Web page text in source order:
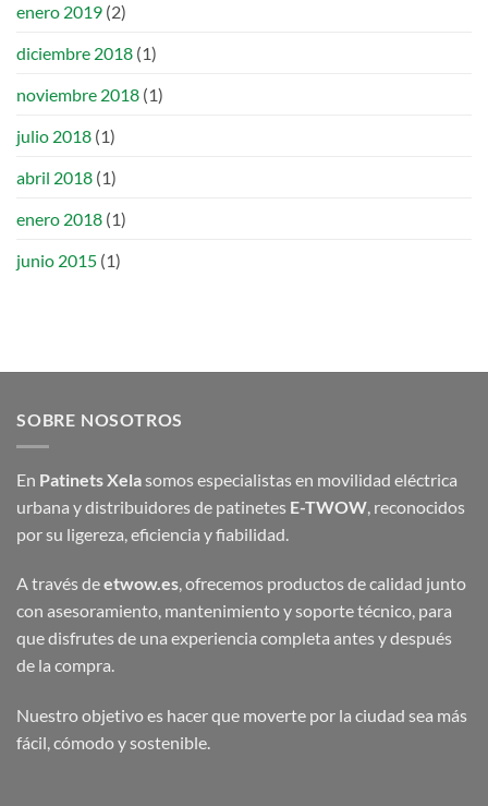
enero 2019 (2)
diciembre 2018 (1)
noviembre 2018 (1)
julio 2018 (1)
abril 2018 (1)
enero 2018 (1)
junio 2015 (1)
SOBRE NOSOTROS
En Patinets Xelasomos especialistas en movilidad eléctrica
urbana y distribuidores de patinetes E-TWOW , reconocidos
por su ligereza, eficiencia y fiabilidad.
A través deetwow.es, ofrecemos productos de calidad junto
con asesoramiento, mantenimiento y soporte técnico, para
que disfrutes de una experiencia completa antes y después
de la compra.
Nuestro objetivo es hacer que moverte por la ciudad sea más
fácil, cómodo y sostenible.